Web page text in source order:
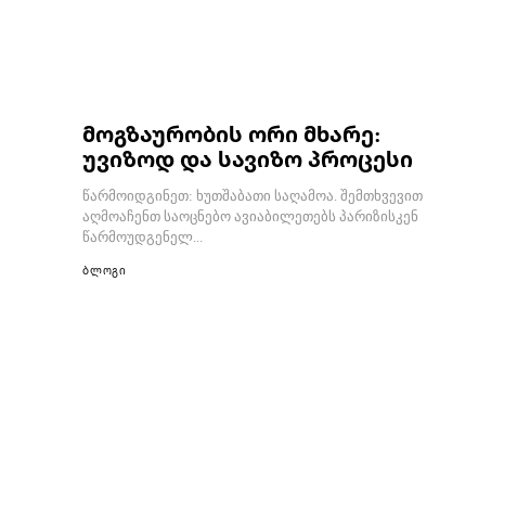
მოგზაურობის ორი მხარე:
უვიზოდ და სავიზო პროცესი
წარმოიდგინეთ: ხუთშაბათი საღამოა. შემთხვევით
აღმოაჩენთ საოცნებო ავიაბილეთებს პარიზისკენ
წარმოუდგენელ...
ბლოგი